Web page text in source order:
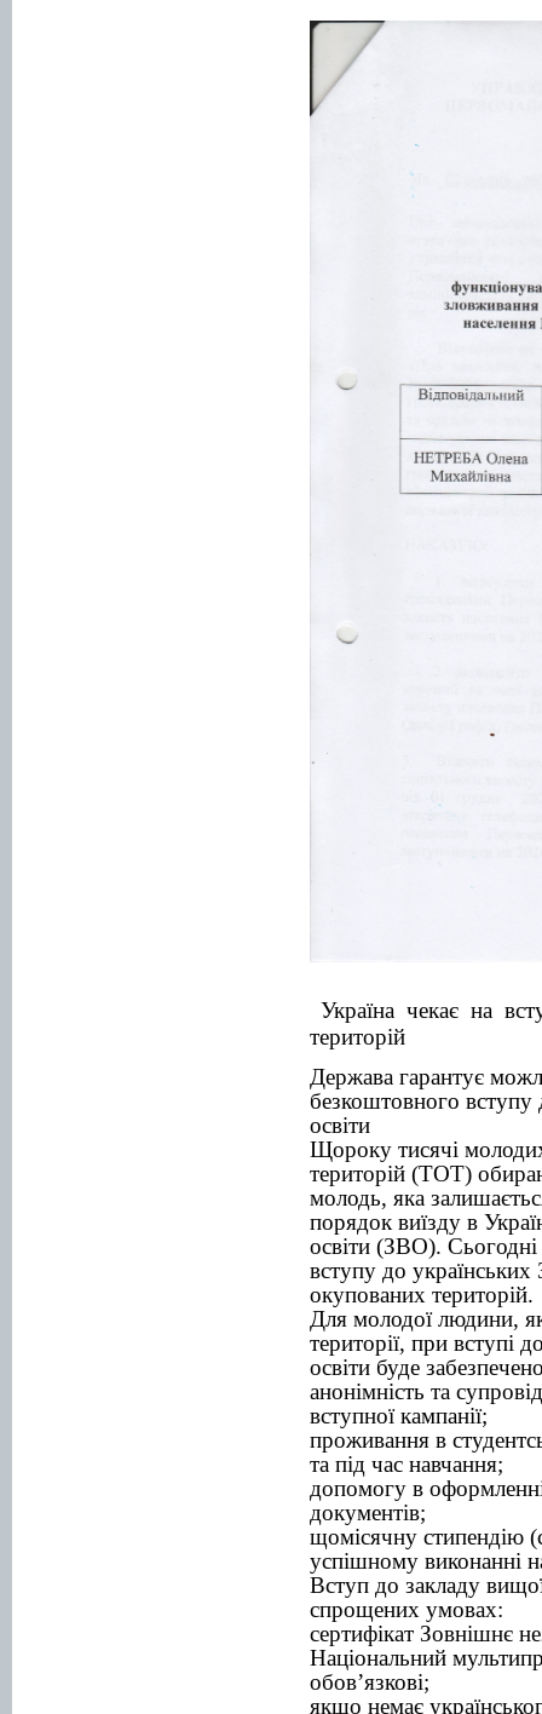
Україна чекає на
територій
Держава гарантує
безкоштовного вступу
освіти
Щороку тисячі
територій (ТОТ)
молодь, яка
порядок виїзду в
освіти (ЗВО).
вступу до українських
окупованих територій.
Для молодої людини,
території, при вступі
освіти буде
анонімність та
вступної кампанії;
проживання в
та під час навчання;
допомогу в
документів;
щомісячну стипендію
успішному виконанні
Вступ до закладу
спрощених умовах:
сертифікат Зовнішнє
Національний
обовʼязкові;
якщо немає